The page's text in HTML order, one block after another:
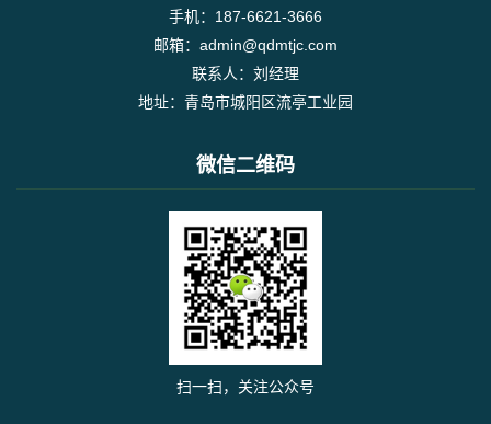
手机：187-6621-3666
邮箱：admin@qdmtjc.com
联系人：刘经理
地址：青岛市城阳区流亭工业园
微信二维码
扫一扫，关注公众号